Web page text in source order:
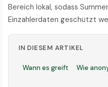
Bereich lokal, sodass
Einzahlerdaten geschützt
IN DIESEM ARTIKEL
Wann es greift Wie